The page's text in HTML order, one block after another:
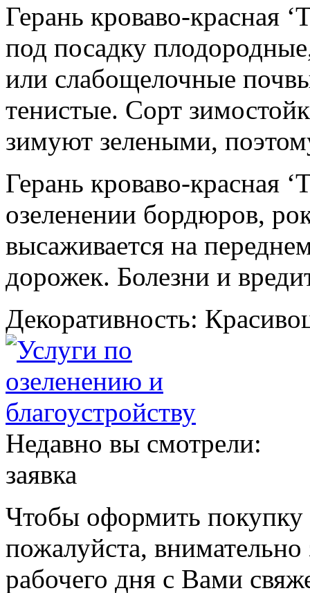
Герань кроваво-красная
под посадку
или слабощелочные
тенистые. Сорт
зимуют зелеными,
Герань кроваво-красная
озеленении бордюров,
высаживается на
дорожек. Болезни и
Декоративность:
Недавно вы смотрели:
заявка
Чтобы оформить покупку
пожалуйста,
рабочего дня с Вами